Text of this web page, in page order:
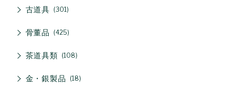
古道具 301
骨董品 425
茶道具類 108
金・銀製品 18